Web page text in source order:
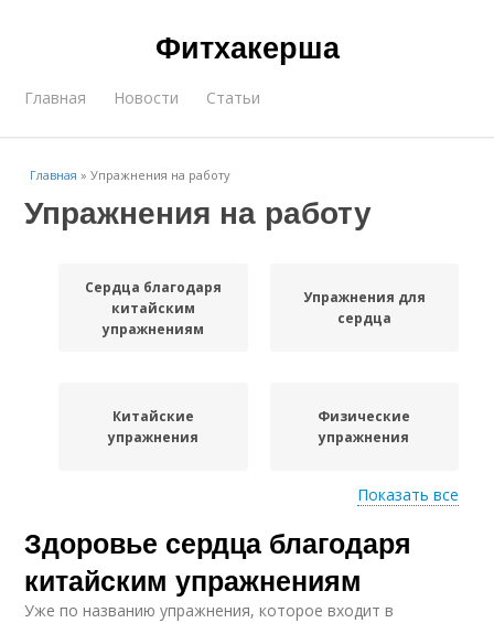
Фитхакерша
Главная Новости Статьи
Главная »Упражнения на работу
Упражнения на работу
Сердца благодаря
китайским
упражнениям
Упражнения для
сердца
Китайские
упражнения
Физические
упражнения
китайской
Специальные
упражнения
Показать все
Здоровье сердца благодаря
китайским упражнениям
Уже по названию упражнения, которое входит в